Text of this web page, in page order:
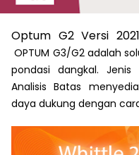
Optum G2 Versi
OPTUM G3/G2 adalah
pondasi dangkal.
Analisis Batas
daya dukung dengan